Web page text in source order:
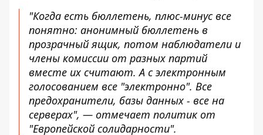
"Когда есть бюллетень, плюс-минус все
понятно: анонимный бюллетень в
прозрачный ящик, потом наблюдатели и
члены комиссии от разных партий
вместе их считают. А с электронным
голосованием все "электронно". Все
предохранители, базы данных - все на
серверах", — отмечает политик от
"Европейской солидарности".